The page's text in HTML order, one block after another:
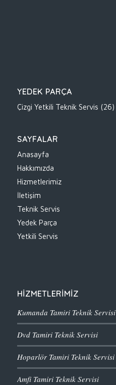
YEDEK PARÇA
Çizgi Yetkili Teknik Servis (26)
SAYFALAR
Anasayfa
Hakkımızda
Hizmetlerimiz
İletişim
Teknik Servis
Yedek Parça
Yetkili Servis
HİZMETLERİMİZ
Kumanda Tamiri Teknik Servisi
Dvd Tamiri Teknik Servisi
Hoparlör Tamiri Teknik Servisi
Amfi Tamiri Teknik Servisi